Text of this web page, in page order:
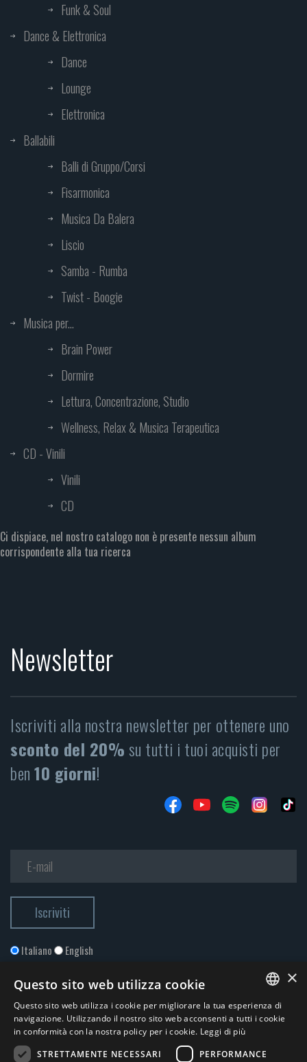
Funk & Soul
Dance & Elettronica
Dance
Lounge
Elettronica
Ballabili
Balli di Gruppo/Corsi
Fisarmonica
Musica Da Balera
Liscio
Samba - Rumba
Twist - Boogie
Musica per...
Brain Power
Dormire
Lettura, Concentrazione, Studio
Wellness, Relax & Musica Terapeutica
CD - Vinili
Vinili
CD
Ci dispiace, nel nostro catalogo non è presente nessun album
corrispondente alla tua ricerca
Newsletter
Iscriviti alla nostra newsletter per ottenere uno
sconto del 20%su tutti i tuoi acquisti per
ben10 giorni!
Italiano English
ITALIAN
×
Questo sito web utilizza cookie
Questo sito web utilizza i cookie per migliorare la tua esperienza di
navigazione. Utilizzando il nostro sito web acconsenti a tutti i cookie
in conformità con la nostra policy per i cookie. Leggi di più
STRETTAMENTE NECESSARI
PERFORMANCE